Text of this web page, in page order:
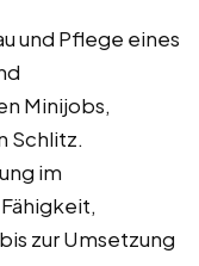
und Pflege eines
Minijobs,
Schlitz.
im
zur Umsetzung